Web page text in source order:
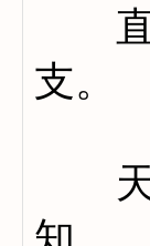
直
支。
天